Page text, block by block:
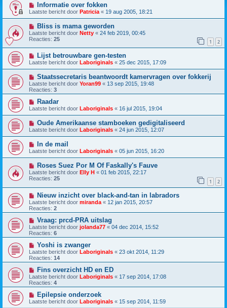
Informatie over fokken
Laatste bericht door Patricia « 19 aug 2005, 18:21
Bliss is mama geworden
Laatste bericht door Netty « 24 feb 2019, 00:45
Reacties: 25 1 2
Lijst betrouwbare gen-testen
Laatste bericht door Laboriginals « 25 dec 2015, 17:09
Staatssecretaris beantwoordt kamervragen over fokkerij
Laatste bericht door Yoran99 « 13 sep 2015, 19:48
Reacties: 3
Raadar
Laatste bericht door Laboriginals « 16 jul 2015, 19:04
Oude Amerikaanse stamboeken gedigitaliseerd
Laatste bericht door Laboriginals « 24 jun 2015, 12:07
In de mail
Laatste bericht door Laboriginals « 05 jun 2015, 16:20
Roses Suez Por M Of Faskally's Fauve
Laatste bericht door Elly H « 01 feb 2015, 22:17
Reacties: 25 1 2
Nieuw inzicht over black-and-tan in labradors
Laatste bericht door miranda « 12 jan 2015, 20:57
Reacties: 2
Vraag: prcd-PRA uitslag
Laatste bericht door jolanda77 « 04 dec 2014, 15:52
Reacties: 6
Yoshi is zwanger
Laatste bericht door Laboriginals « 23 okt 2014, 11:29
Reacties: 14
Fins overzicht HD en ED
Laatste bericht door Laboriginals « 17 sep 2014, 17:08
Reacties: 4
Epilepsie onderzoek
Laatste bericht door Laboriginals « 15 sep 2014, 11:59